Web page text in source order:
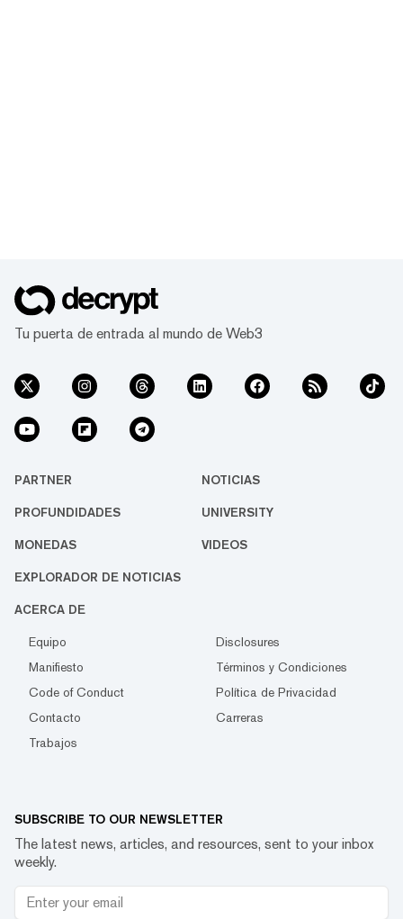
Tu puerta de entrada al mundo de Web3
PARTNER NOTICIAS
PROFUNDIDADES UNIVERSITY
MONEDAS VIDEOS
EXPLORADOR DE NOTICIAS
ACERCA DE
Equipo
Disclosures
Manifiesto
Términos y Condiciones
Code of Conduct
Política de Privacidad
Contacto
Carreras
Trabajos
SUBSCRIBE TO OUR NEWSLETTER
The latest news, articles, and resources, sent to your inbox
weekly.